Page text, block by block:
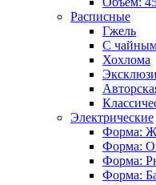
Расписные
Гжель
С
Хохлома
Электрические
Форма:
Форма:
Форма:
Форма: